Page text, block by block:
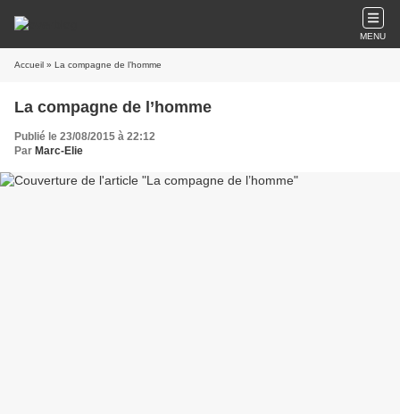
MENU
Accueil » La compagne de l’homme
La compagne de l’homme
Publié le 23/08/2015 à 22:12
Par Marc-Elie